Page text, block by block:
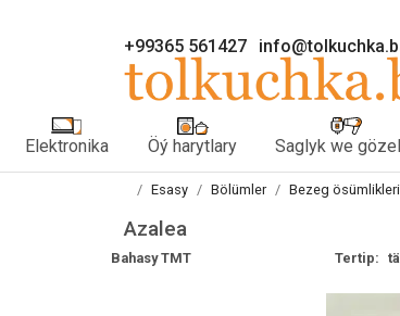
+99365 561427
Elektronika Öý harytlary Saglyk we
Esasy Bölümler Bezeg ösümlikleri
Azalea
Bahasy TMT Tertip: